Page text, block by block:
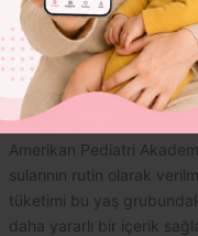
Çocuklara
Mi ?
Amerikan Pediatri
sularının rutin olarak
tüketimi bu yaş
daha yararlı bir içerik